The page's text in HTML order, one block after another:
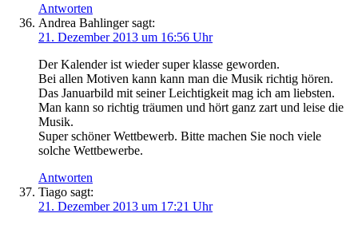
Antworten
Andrea Bahlinger sagt:
21. Dezember 2013 um 16:56 Uhr
Der Kalender ist wieder super klasse geworden.
Bei allen Motiven kann kann man die Musik richtig hören.
Das Januarbild mit seiner Leichtigkeit mag ich am liebsten.
Man kann so richtig träumen und hört ganz zart und leise die
Musik.
Super schöner Wettbewerb. Bitte machen Sie noch viele
solche Wettbewerbe.
Antworten
Tiago sagt:
21. Dezember 2013 um 17:21 Uhr